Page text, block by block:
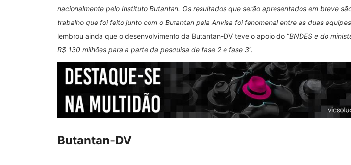
nacionalmente pelo Instituto Butantan. Os resultados que serão apresentados em breve
trabalho que foi feito junto com o Butantan pela Anvisa foi fenomenal entre as duas equipes
lembrou ainda que o desenvolvimento da Butantan-DV teve o apoio do “BNDES e do
R$ 130 milhões para a parte da pesquisa de fase 2 e fase 3“.
Butantan-DV